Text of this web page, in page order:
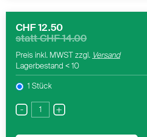
CHF 12.50
stattCHF 14.00
Preis inkl. MWST zzgl. Versand
Lagerbestand < 10
1 Stück
- +